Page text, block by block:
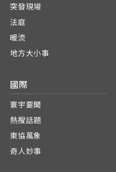
突發現場
法庭
暖流
地方大小事
國際
寰宇要聞
熱搜話題
東協萬象
奇人妙事